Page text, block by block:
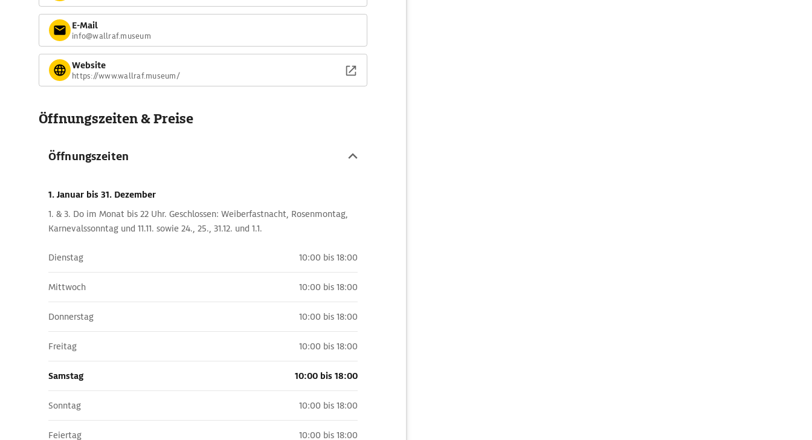
E-Mail
info@wallraf.museum
Website
https://www.wallraf.museum/
Öffnungszeiten & Preise
Öffnungszeiten
1. Januar bis 31. Dezember
1. & 3. Do im Monat bis 22 Uhr. Geschlossen: Weiberfastnacht, Rosenmontag,
Karnevalssonntag und 11.11. sowie 24., 25., 31.12. und 1.1.
Dienstag 10:00 bis 18:00
Mittwoch 10:00 bis 18:00
Donnerstag 10:00 bis 18:00
Freitag 10:00 bis 18:00
Samstag 10:00 bis 18:00
Sonntag 10:00 bis 18:00
Feiertag 10:00 bis 18:00